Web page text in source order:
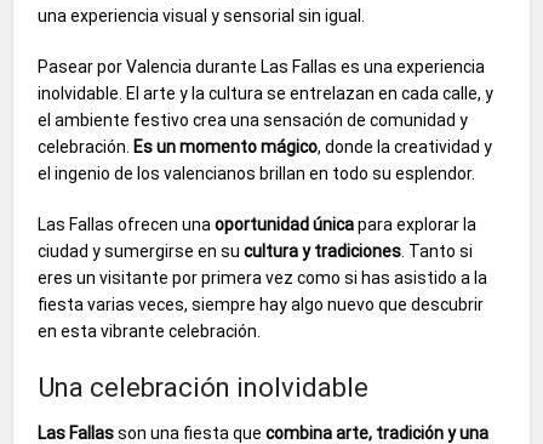
una experiencia visual y sensorial sin igual.
Pasear por Valencia durante Las Fallas es una experiencia
inolvidable. El arte y la cultura se entrelazan en cada calle, y
el ambiente festivo crea una sensación de comunidad y
celebración. Es un momento mágico, donde la creatividad y
el ingenio de los valencianos brillan en todo su esplendor.
Las Fallas ofrecen unaoportunidad únicapara explorar la
ciudad y sumergirse en sucultura y tradiciones . Tanto si
eres un visitante por primera vez como si has asistido a la
fiesta varias veces, siempre hay algo nuevo que descubrir
en esta vibrante celebración.
Una celebración inolvidable
Las Fallasson una fiesta quecombina arte, tradición y una